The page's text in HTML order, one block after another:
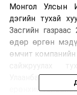
Монгол Улсын
дэгийн тухай
Засгийн
өдөр өргөн
өмчит компанийн
Улаанбаатар
ерөнхий